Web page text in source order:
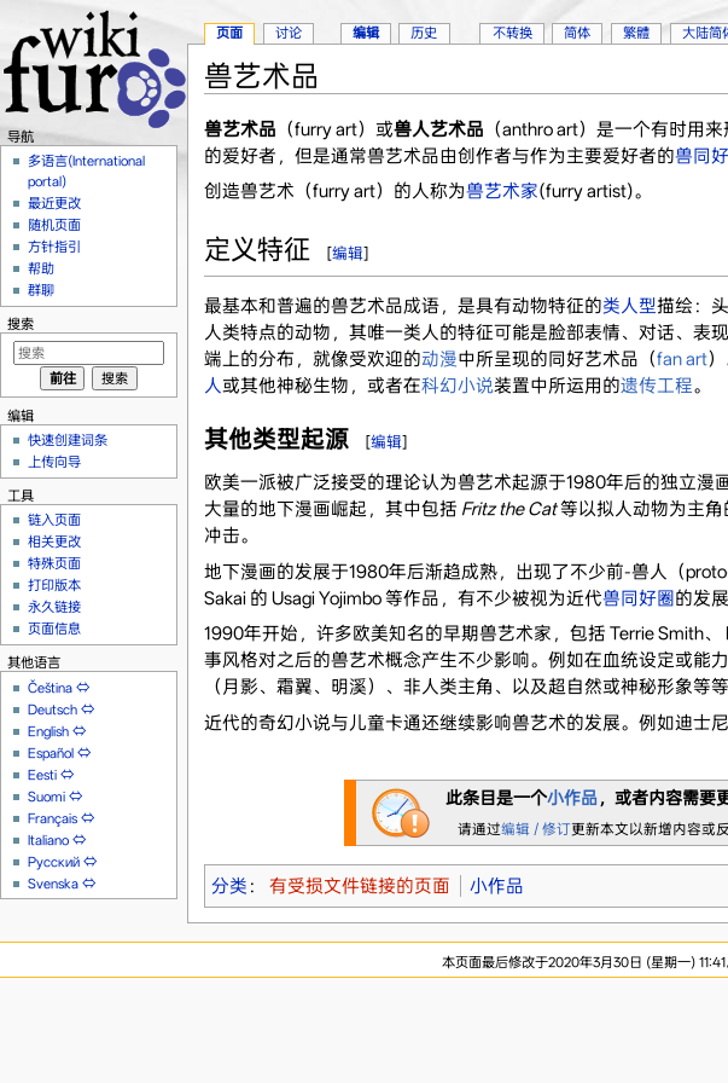
兽艺术品
兽艺术品 （furry art）或兽人艺术品 （anthro art）是一个有时用
的爱好者，但是通常兽艺术品由创作者与作为主要爱好者的兽同
创造兽艺术（furry art）的人称为兽艺术家(furry artist)。
定义特征 [编辑]
最基本和普遍的兽艺术品成语，是具有动物特征的类人型描绘：
人类特点的动物，其唯一类人的特征可能是脸部表情、对话、
端上的分布，就像受欢迎的动漫中所呈现的同好艺术品（fan art
人或其他神秘生物，或者在科幻小说装置中所运用的遗传工程。
其他类型起源 [编辑]
欧美一派被广泛接受的理论认为兽艺术起源于1980年后的独立
大量的地下漫画崛起，其中包括 Fritz the Cat等以拟人动物为主角
冲击。
地下漫画的发展于1980年后渐趋成熟，出现了不少前-兽人（
Sakai 的 Usagi Yojimbo 等作品，有不少被视为近代兽同好圈的发
1990年开始，许多欧美知名的早期兽艺术家，包括 Terrie Smith
事风格对之后的兽艺术概念产生不少影响。例如在血统设定或能
（月影、霜翼、明溪）、非人类主角、以及超自然或神秘形象等等
近代的奇幻小说与儿童卡通还继续影响兽艺术的发展。例如迪士
此条目是一个小作品，或者内容需要
请通过编辑 / 修订更新本文以新增内容或
分类 ： 有受损文件链接的页面 小作品
页面 讨论 编辑 历史 不转换 简体 繁體 大陆简
导航
多语言(International
portal)
最近更改
随机页面
方针指引
帮助
群聊
搜索
编辑
快速创建词条
上传向导
工具
链入页面
相关更改
特殊页面
打印版本
永久链接
页面信息
其他语言
Čeština ⇔
Deutsch ⇔
English ⇔
Español ⇔
Eesti ⇔
Suomi ⇔
Français ⇔
Italiano ⇔
Русский ⇔
Svenska ⇔
本页面最后修改于2020年3月30日 (星期一) 11:41